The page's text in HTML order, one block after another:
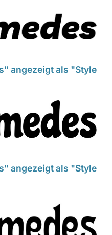
angezeigt als "Style
angezeigt als "Style